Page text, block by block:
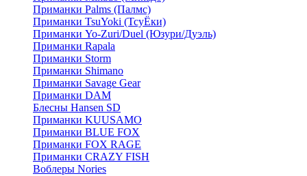
Приманки Palms (Палмс)
Приманки TsuYoki (ТсуЁки)
Приманки Yo-Zuri/Duel (Юзури/Дуэль)
Приманки Rapala
Приманки Storm
Приманки Shimano
Приманки Savage Gear
Приманки DAM
Блесны Hansen SD
Приманки KUUSAMO
Приманки BLUE FOX
Приманки FOX RAGE
Приманки CRAZY FISH
Воблеры Nories